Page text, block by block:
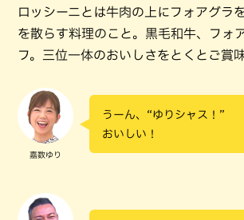
ロッシーニとは牛肉の上にフォアグラ
を散らす料理のこと。黒毛和牛、フォ
フ。三位一体のおいしさをとくとご賞味
嘉数ゆり
うーん、“ゆりシャス！”
おいしい！